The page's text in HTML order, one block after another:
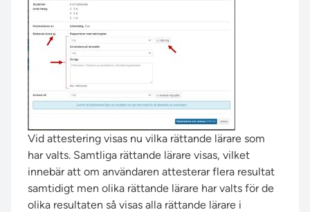
Vid attestering visas nu vilka rättande lärare som
har valts. Samtliga rättande lärare visas, vilket
innebär att om användaren attesterar flera resultat
samtidigt men olika rättande lärare har valts för de
olika resultaten så visas alla rättande lärare i